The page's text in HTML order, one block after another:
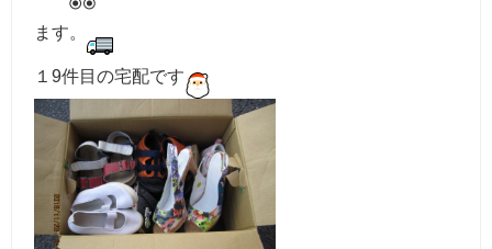
ます。
１9件目の宅配です